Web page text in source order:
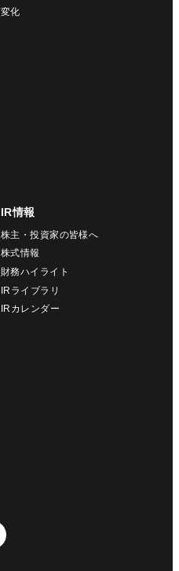
変化
IR情報
株主・投資家の皆様へ
株式情報
財務ハイライト
IRライブラリ
IRカレンダー